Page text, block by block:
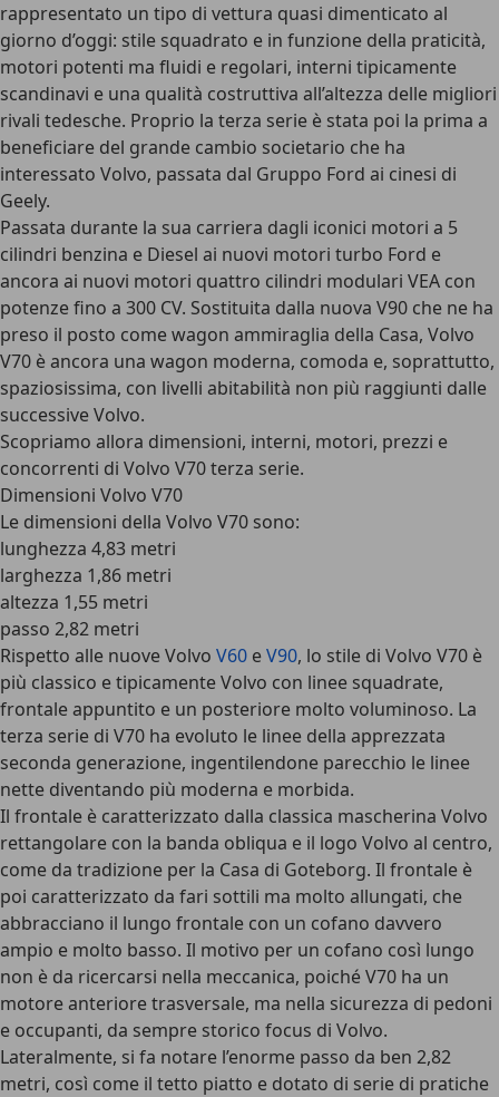
rappresentato un tipo di vettura quasi dimenticato al
giorno d’oggi: stile squadrato e in funzione della praticità,
motori potenti ma fluidi e regolari, interni tipicamente
scandinavi e una qualità costruttiva all’altezza delle migliori
rivali tedesche. Proprio la terza serie è stata poi la prima a
beneficiare del grande cambio societario che ha
interessato Volvo, passata dal Gruppo Ford ai cinesi di
Geely.
Passata durante la sua carriera dagli iconici motori a 5
cilindri benzina e Diesel ai nuovi motori turbo Ford e
ancora ai nuovi motori quattro cilindri modulari VEA con
potenze fino a 300 CV. Sostituita dalla nuova V90 che ne ha
preso il posto come wagon ammiraglia della Casa, Volvo
V70 è ancora una wagon moderna, comoda e, soprattutto,
spaziosissima, con livelli abitabilità non più raggiunti dalle
successive Volvo.
Scopriamo allora dimensioni, interni, motori, prezzi e
concorrenti di Volvo V70 terza serie.
Dimensioni Volvo V70
Le dimensioni della Volvo V70 sono:
lunghezza 4,83 metri
larghezza 1,86 metri
altezza 1,55 metri
passo 2,82 metri
Rispetto alle nuove Volvo V60 eV90, lo stile di Volvo V70 è
più classico e tipicamente Volvo con linee squadrate,
frontale appuntito e un posteriore molto voluminoso. La
terza serie di V70 ha evoluto le linee della apprezzata
seconda generazione, ingentilendone parecchio le linee
nette diventando più moderna e morbida.
Il frontale è caratterizzato dalla classica mascherina Volvo
rettangolare con la banda obliqua e il logo Volvo al centro,
come da tradizione per la Casa di Goteborg. Il frontale è
poi caratterizzato da fari sottili ma molto allungati, che
abbracciano il lungo frontale con un cofano davvero
ampio e molto basso. Il motivo per un cofano così lungo
non è da ricercarsi nella meccanica, poiché V70 ha un
motore anteriore trasversale, ma nella sicurezza di pedoni
e occupanti, da sempre storico focus di Volvo.
Lateralmente, si fa notare l’enorme passo da ben 2,82
metri, così come il tetto piatto e dotato di serie di pratiche